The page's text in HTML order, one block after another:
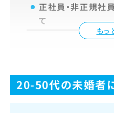
もっ
正社員・非正規社
て
20-50代の未婚者